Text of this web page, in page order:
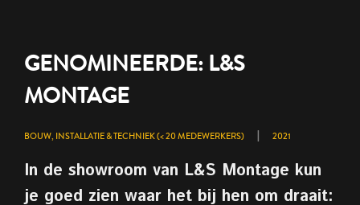
Uitslag 2026
GENOMINEERDE: L&S
MONTAGE
BOUW, INSTALLATIE & TECHNIEK (< 20 MEDEWERKERS) | 2021
In de showroom van L&S Montage kun
je goed zien waar het bij hen om draait: